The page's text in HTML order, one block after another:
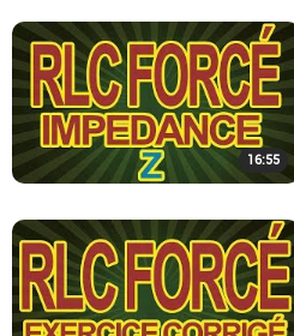
16:55